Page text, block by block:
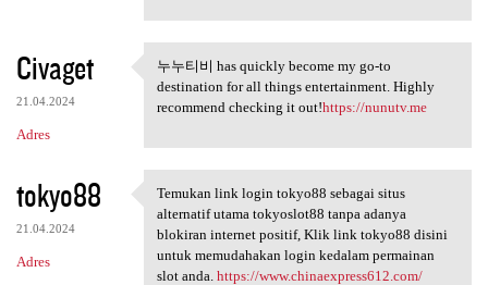
Civaget
21.04.2024
Adres
누누티비 has quickly become my go
누누티비 has quickly become my go-to
destination for all things entertainment. Highly
recommend checking it out!https://nunutv.me
tokyo88
21.04.2024
Adres
Temukan link login tokyo88
Temukan link login tokyo88 sebagai situs
alternatif utama tokyoslot88 tanpa adanya
blokiran internet positif, Klik link tokyo88 disini
untuk memudahakan login kedalam permainan
slot anda. https://www.chinaexpress612.com/